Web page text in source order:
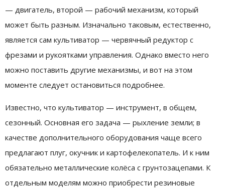
— двигатель, второй — рабочий механизм, который
может быть разным. Изначально таковым, естественно,
является сам культиватор — червячный редуктор с
фрезами и рукоятками управления. Однако вместо него
можно поставить другие механизмы, и вот на этом
моменте следует остановиться подробнее.
Известно, что культиватор — инструмент, в общем,
сезонный. Основная его задача — рыхление земли; в
качестве дополнительного оборудования чаще всего
предлагают плуг, окучник и картофелекопатель. И к ним
обязательно металлические колёса с грунтозацепами. К
отдельным моделям можно приобрести резиновые